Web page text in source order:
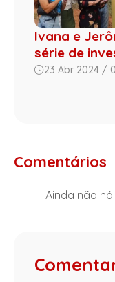
Ivana e
série de
23 Abr 2024 /
Comentários
Ainda não